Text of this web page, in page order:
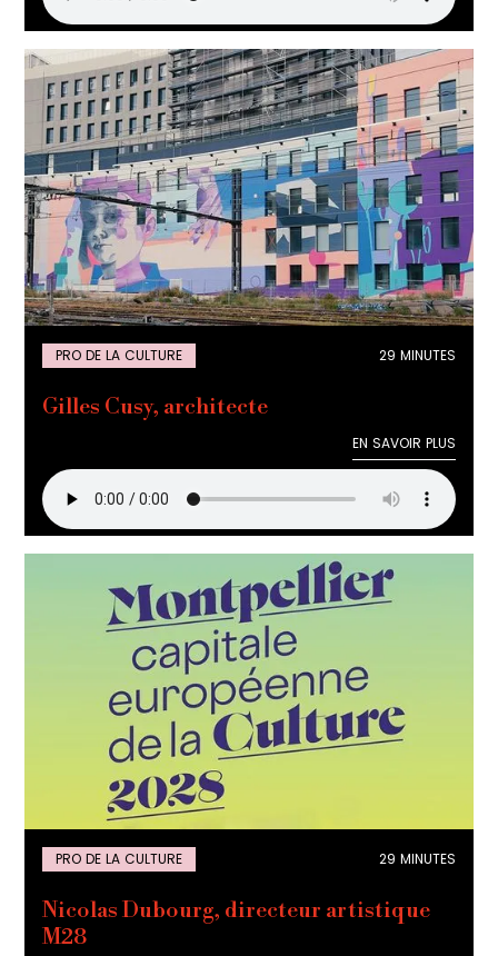
PRO DE LA CULTURE 29 MINUTES
Gilles Cusy, architecte
EN SAVOIR PLUS
EN SAVOIR PLUS
PRO DE LA CULTURE 29 MINUTES
Nicolas Dubourg, directeur artistique
M28